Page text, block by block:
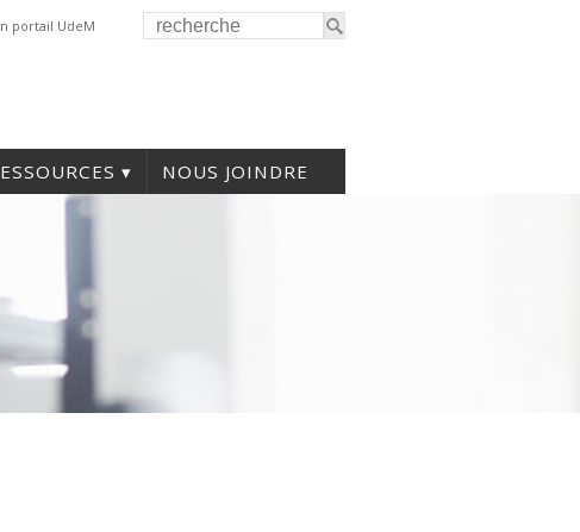
portail UdeM
NOUS JOINDRE